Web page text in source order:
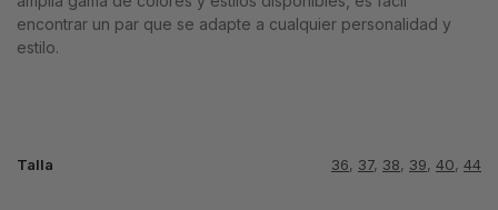
encontrar un par que se adapte a cualquier personalidad y
estilo.
Talla 36, 37, 38, 39, 40, 44